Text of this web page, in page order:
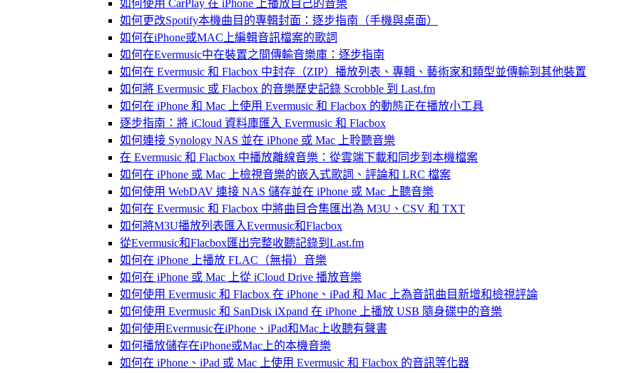
如何使用 CarPlay 在 iPhone 上播放自己的音樂
如何更改Spotify本機曲目的專輯封面：逐步指南（手機與桌面）
如何在iPhone或MAC上編輯音訊檔案的歌詞
如何在Evermusic中在裝置之間傳輸音樂庫：逐步指南
如何在 Evermusic 和 Flacbox 中封存（ZIP）播放列表、專輯、藝術家和類型並傳輸到其他裝置
如何將 Evermusic 或 Flacbox 的音樂歷史記錄 Scrobble 到 Last.fm
如何在 iPhone 和 Mac 上使用 Evermusic 和 Flacbox 的動態正在播放小工具
逐步指南：將 iCloud 資料庫匯入 Evermusic 和 Flacbox
如何連接 Synology NAS 並在 iPhone 或 Mac 上聆聽音樂
在 Evermusic 和 Flacbox 中播放離線音樂：從雲端下載和同步到本機檔案
如何在 iPhone 或 Mac 上檢視音樂的嵌入式歌詞、評論和 LRC 檔案
如何使用 WebDAV 連接 NAS 儲存並在 iPhone 或 Mac 上聽音樂
如何在 Evermusic 和 Flacbox 中將曲目合集匯出為 M3U、CSV 和 TXT
如何將M3U播放列表匯入Evermusic和Flacbox
從Evermusic和Flacbox匯出完整收聽記錄到Last.fm
如何在 iPhone 上播放 FLAC（無損）音樂
如何在 iPhone 或 Mac 上從 iCloud Drive 播放音樂
如何使用 Evermusic 和 Flacbox 在 iPhone、iPad 和 Mac 上為音訊曲目新增和檢視評論
如何使用 Evermusic 和 SanDisk iXpand 在 iPhone 上播放 USB 隨身碟中的音樂
如何使用Evermusic在iPhone、iPad和Mac上收聽有聲書
如何播放儲存在iPhone或Mac上的本機音樂
如何在 iPhone、iPad 或 Mac 上使用 Evermusic 和 Flacbox 的音訊等化器